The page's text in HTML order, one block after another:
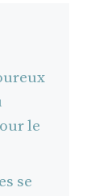
le
se